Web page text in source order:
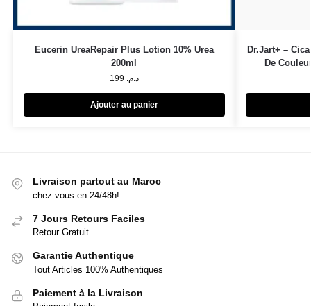
Eucerin UreaRepair Plus Lotion 10% Urea
200ml
د.م.
Ajouter au panier
Dr.Jart+ –
De
Livraison partout au Maroc
chez vous en 24/48h!
7 Jours Retours Faciles
Retour Gratuit
Garantie Authentique
Tout Articles 100% Authentiques
Paiement à la Livraison